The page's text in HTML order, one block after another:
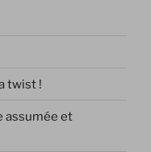
twist !
assumée et